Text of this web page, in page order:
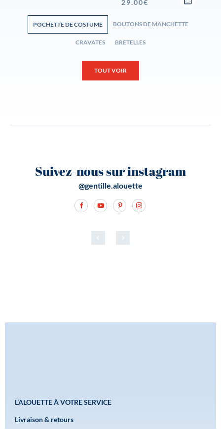
POCHETTE DE COSTUME BOUTONS DE MANCHETTE
CRAVATES BRETELLES
TOUT VOIR
29.00€
Suivez-nous sur instagram
@gentille.alouette
L’ALOUETTE À VOTRE SERVICE
Livraison & retours